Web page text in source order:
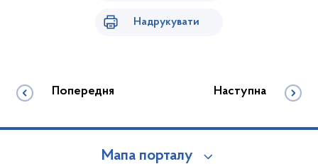
Надрукувати
Попередня Наступна
Мапа порталу